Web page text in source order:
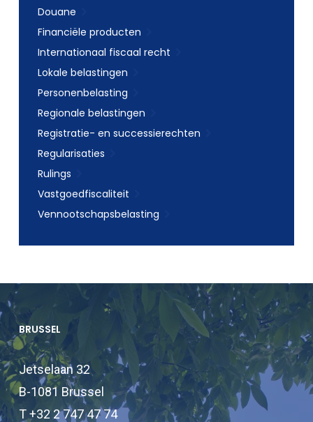
Douane
Financiële producten
Internationaal fiscaal recht
Lokale belastingen
Personenbelasting
Regionale belastingen
Registratie- en successierechten
Regularisaties
Rulings
Vastgoedfiscaliteit
Vennootschapsbelasting
BRUSSEL
Jetselaan 32
B-1081 Brussel
T +32 2 747 47 74